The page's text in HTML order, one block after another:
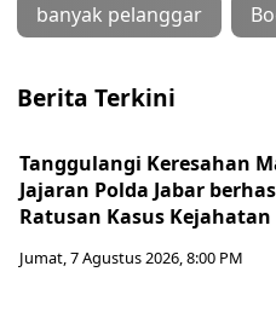
banyak pelanggar
Berita Terkini
Tanggulangi Keresahan
Jajaran Polda Jabar
Ratusan Kasus Kejahatan
Jumat, 7 Agustus 2026, 8:00 PM